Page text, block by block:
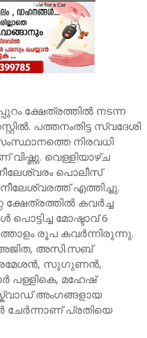
ക്ഷേത്രത്തിൽ നടന്ന
പത്തനംതിട്ട സ്വദേശി
നിരവധി
വെള്ളിയാഴ്ച
പൊലീസ്
എത്തിച്ചു.
കവർച്ച
മോഷ്ടാവ് 6
രൂപ കവർന്നിരുന്നു.
അജിത, അസി.സബ്
രമേശൻ, സുഗുണൻ,
പള്ളികെ, മഹേഷ്
അംഗങ്ങളായ
ചേർന്നാണ് പ്രതിയെ